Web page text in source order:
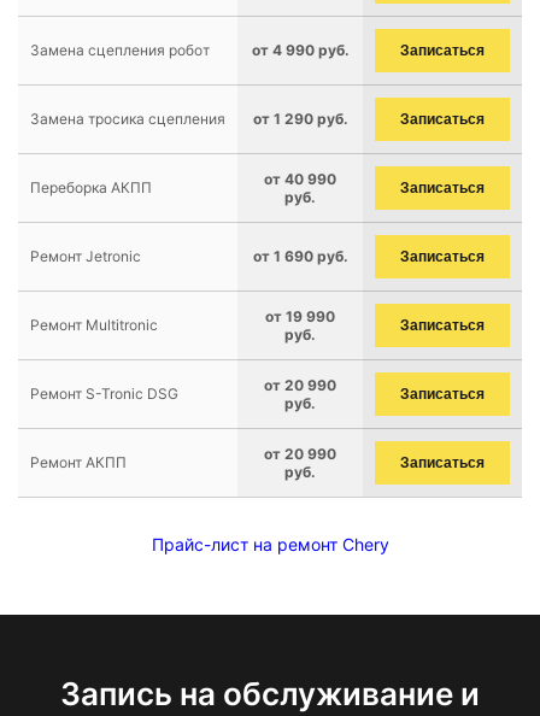
Замена сцепления робот от 4 990 руб. Записаться
Замена тросика сцепления от 1 290 руб. Записаться
Переборка АКПП
от 40 990
руб.
Записаться
Ремонт Jetronic от 1 690 руб. Записаться
Ремонт Multitronic
от 19 990
руб.
Записаться
Ремонт S-Tronic DSG
от 20 990
руб.
Записаться
Ремонт АКПП
от 20 990
руб.
Записаться
Прайс-лист на ремонт Chery
Запись на обслуживание и